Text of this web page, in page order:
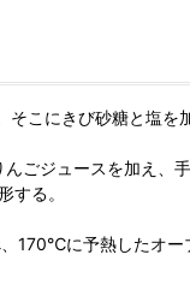
こにきび砂糖と塩を
ごジュースを加え、
する。
170℃に予熱したオー